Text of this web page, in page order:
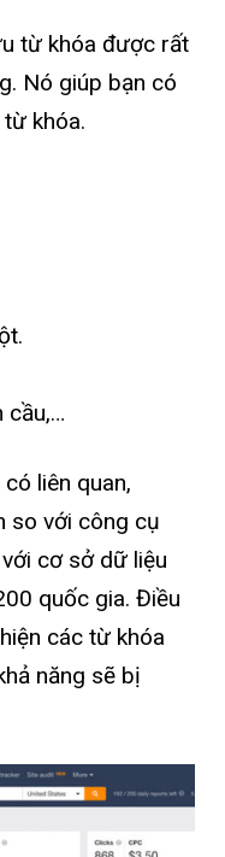
từ khóa được rất
Nó giúp bạn có
khóa.
cầu,…
liên quan,
so với công cụ
cơ sở dữ liệu
quốc gia. Điều
các từ khóa
năng sẽ bị